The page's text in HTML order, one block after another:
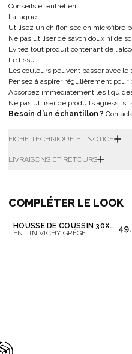
Conseils et entretien
La laque :
Utilisez un chiffon sec en microfibre
Ne pas utiliser de savon doux ni de
Évitez tout produit contenant de
Le tissu :
Les couleurs peuvent passer avec le
Pensez à aspirer régulièrement pour
Absorbez immédiatement les
Ne pas utiliser de produits agressifs
Besoin d’un échantillon ?
FICHE TECHNIQUE ET NOTICE
LIVRAISONS ET RETOURS
COMPLÉTER LE LOOK
HOUSSE DE COUSSIN 30X50 CM
EN LIN VICHY GRÈGE